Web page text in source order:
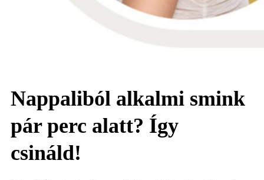
Nappaliból alkalmi smink
pár perc alatt? Így
csináld!